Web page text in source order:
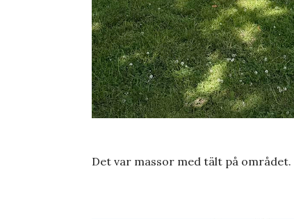
Det var massor med tält på området.